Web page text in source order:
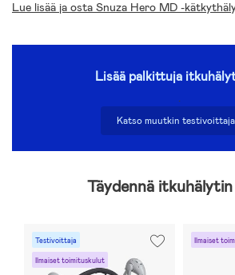
Lue lisää ja osta Snuza Hero MD -
Lisää palkittuja
.
Katso muutkin
Täydennä itkuhälytin
Testivoittaja
Ilmaiset toimituskulut
Ilmaiset